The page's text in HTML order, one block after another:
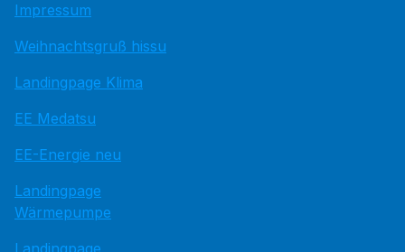
Impressum
Weihnachtsgruß hissu
Landingpage Klima
EE Medatsu
EE-Energie neu
Landingpage
Wärmepumpe
Landingpage